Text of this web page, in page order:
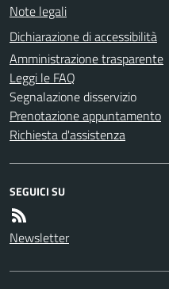
Note legali
Dichiarazione di accessibilità
Amministrazione trasparente
Leggi le FAQ
Segnalazione disservizio
Prenotazione appuntamento
Richiesta d'assistenza
SEGUICI SU
Newsletter